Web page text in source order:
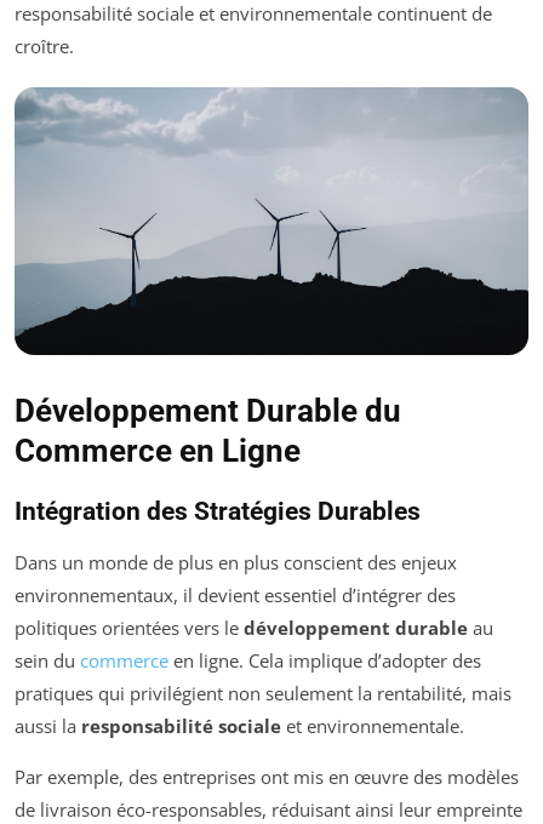
responsabilité sociale et environnementale continuent de
croître.
Développement Durable du
Commerce en Ligne
Intégration des Stratégies Durables
Dans un monde de plus en plus conscient des enjeux
environnementaux, il devient essentiel d’intégrer des
politiques orientées vers le développement durable au
sein du commerce en ligne. Cela implique d’adopter des
pratiques qui privilégient non seulement la rentabilité, mais
aussi la responsabilité sociale et environnementale.
Par exemple, des entreprises ont mis en œuvre des modèles
de livraison éco-responsables, réduisant ainsi leur empreinte